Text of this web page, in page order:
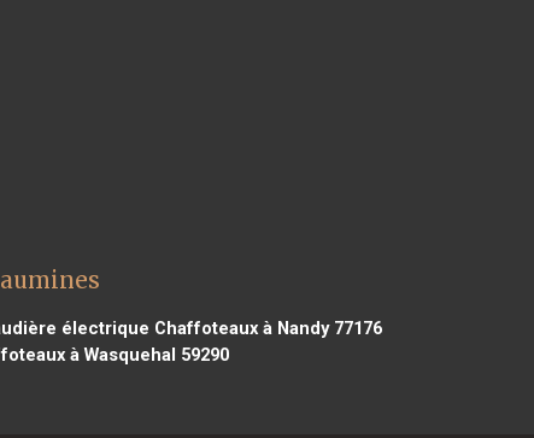
électrique Chaffoteaux à Nandy 77176
à Wasquehal 59290